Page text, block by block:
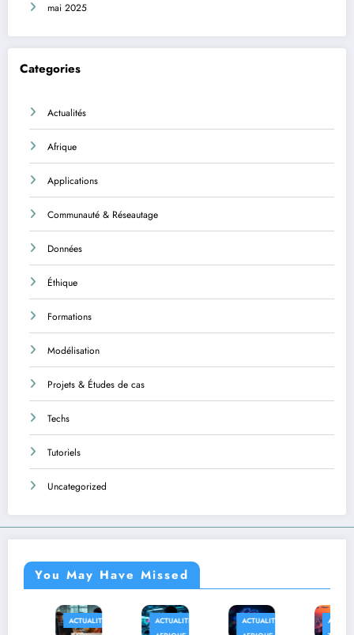
mai 2025
Categories
Actualités
Afrique
Applications
Communauté & Réseautage
Données
Éthique
Formations
Modélisation
Projets & Études de cas
Techs
Tutoriels
Uncategorized
You May Have Missed
ACTUALITÉS
ACTUALITÉS
ACTUALITÉS
AFRIQUE